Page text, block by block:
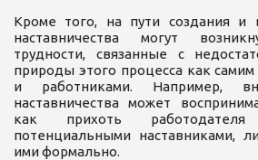
Кроме того, на пути создания и
наставничества могут
трудности, связанные с
природы этого процесса как
и работниками. Например,
наставничества может
как прихоть
потенциальными наставниками,
ими формально.